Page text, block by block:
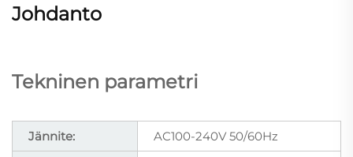
Johdanto
Tekninen parametri
Jännite:
AC100-240V 50/60Hz